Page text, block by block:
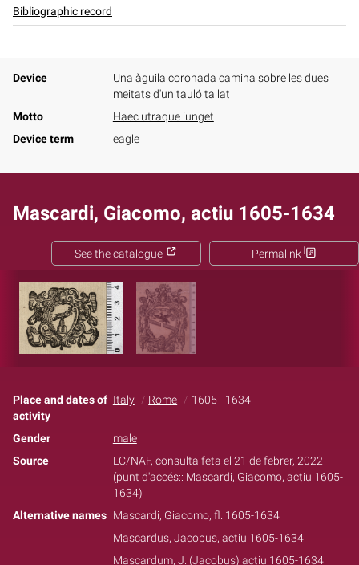
Bibliographic record
Device
Una àguila coronada camina sobre les dues
meitats d'un tauló tallat
Motto
Haec utraque iunget
Device term
eagle
Mascardi, Giacomo, actiu 1605-1634
Permalink
See the catalogue
Place and dates of
activity
Italy Rome 1605 - 1634
Gender
male
Source
LC/NAF, consulta feta el 21 de febrer, 2022
(punt d'accés:: Mascardi, Giacomo, actiu 1605-
1634)
Alternative names Mascardi, Giacomo, fl. 1605-1634
Mascardus, Jacobus, actiu 1605-1634
Mascardum, J. (Jacobus) actiu 1605-1634